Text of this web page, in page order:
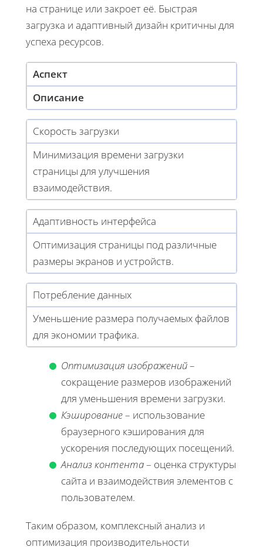
на странице или закроет её. Быстрая
загрузка и адаптивный дизайн критичны для
успеха ресурсов.
Аспект
Описание
Скорость загрузки
Минимизация времени загрузки
страницы для улучшения
взаимодействия.
Адаптивность интерфейса
Оптимизация страницы под различные
размеры экранов и устройств.
Потребление данных
Уменьшение размера получаемых файлов
для экономии трафика.
Оптимизация изображений–
сокращение размеров изображений
для уменьшения времени загрузки.
Кэширование– использование
браузерного кэширования для
ускорения последующих посещений.
Анализ контента– оценка структуры
сайта и взаимодействия элементов с
пользователем.
Таким образом, комплексный анализ и
оптимизация производительности